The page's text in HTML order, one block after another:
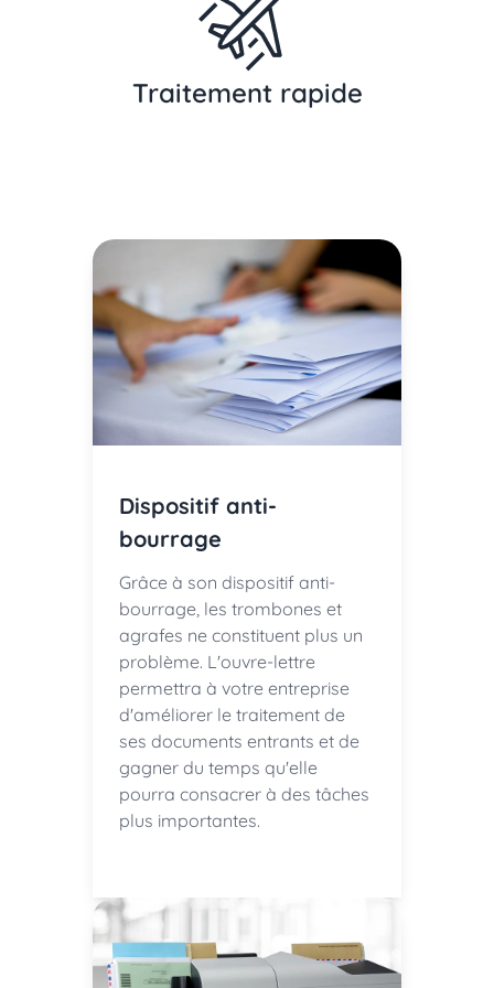
Traitement rapide
Dispositif anti-
bourrage
Grâce à son dispositif anti-
bourrage, les trombones et
agrafes ne constituent plus un
problème. L'ouvre-lettre
permettra à votre entreprise
d'améliorer le traitement de
ses documents entrants et de
gagner du temps qu'elle
pourra consacrer à des tâches
plus importantes.